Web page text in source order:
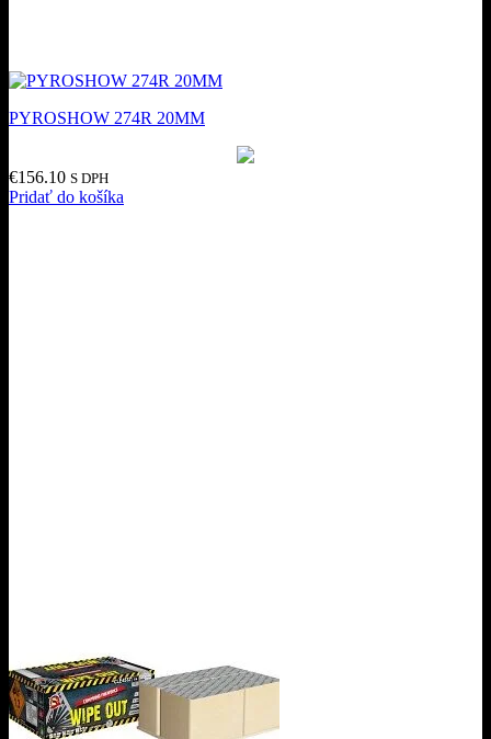
PYROSHOW 274R 20MM
€156.10 S DPH
Pridať do košíka